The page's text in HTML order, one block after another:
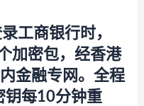
工商银行时，
加密包，经香港
金融专网。全程
钥每10分钟重